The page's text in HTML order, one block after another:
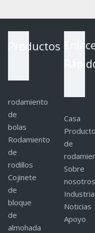
Productos
rodamiento
de
bolas
Rodamiento
de
rodillos
Cojinete
de
bloque
de
almohada
Casa
de
Sobre
nosotros
Noticias
Apoyo